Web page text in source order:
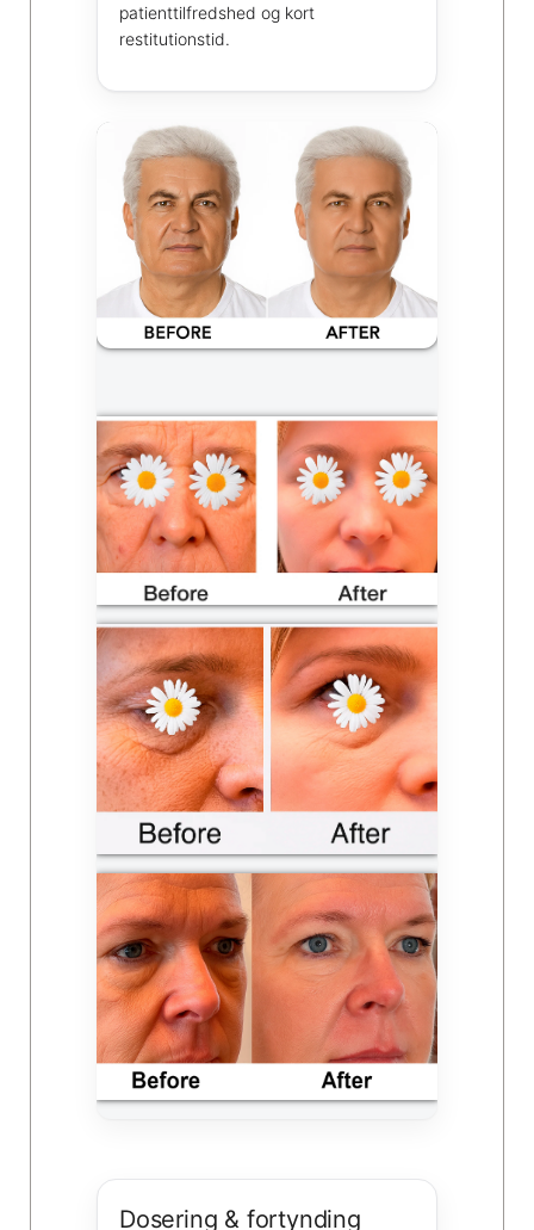
patienttilfredshed og kort
restitutionstid.
Dosering & fortynding